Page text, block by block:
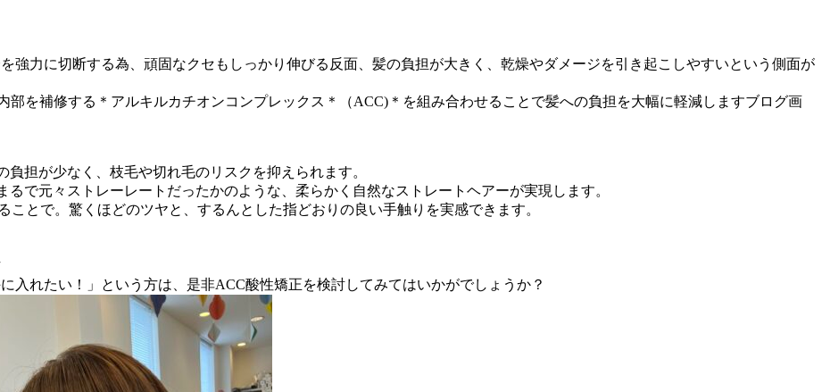
強力に切断する為、頑固なクセもしっかり伸びる反面、髪の負担が大きく、乾燥やダメージを引き起こしやすいという側面が
を補修する＊アルキルカチオンコンプレックス＊（ACC)＊を組み合わせることで髪への負担を大幅に軽減しますブログ画
担が少なく、枝毛や切れ毛のリスクを抑えられます。
で元々ストレーレートだったかのような、柔らかく自然なストレートヘアーが実現します。
とで。驚くほどのツヤと、するんとした指どおりの良い手触りを実感できます。
入れたい！」という方は、是非ACC酸性矯正を検討してみてはいかがでしょうか？